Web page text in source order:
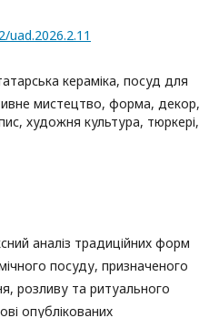
кераміка, посуд для
мистецтво, форма, декор,
художня культура, тюркері,
аналіз традиційних форм
посуду, призначеного
розливу та ритуального
опублікованих